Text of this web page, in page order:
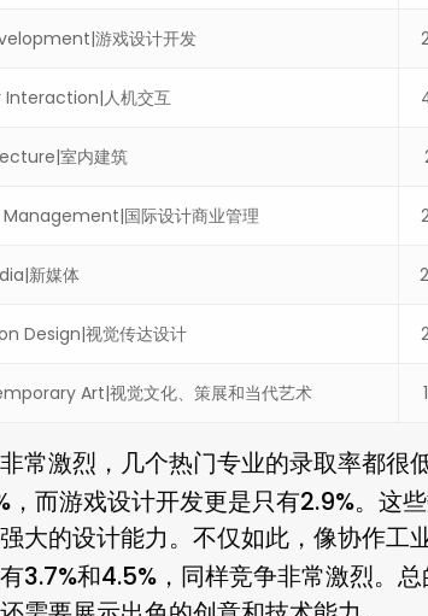
游戏设计开发
人机交互
室内建筑
国际设计商业管理
新媒体
Design|视觉传达设计
Art|视觉文化、策展和当代艺术
常激烈，几个热门专业的录取率都很
，而游戏设计开发更是只有2.9%。这
大的设计能力。不仅如此，像协作工
3.7%和4.5% ，同样竞争非常激烈。